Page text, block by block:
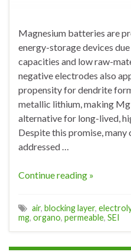
Magnesium batteries are
energy-storage devices
capacities and low raw-
negative electrodes also
propensity for dendrite
metallic lithium, making
alternative for long-lived,
Despite this promise, many
addressed …
Continue reading »
air, blocking layer,
mg, organo, permeable, SEI